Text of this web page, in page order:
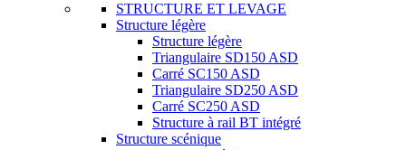
STRUCTURE ET LEVAGE
Structure légère
Structure légère
Triangulaire SD150 ASD
Carré SC150 ASD
Triangulaire SD250 ASD
Carré SC250 ASD
Structure à rail BT intégré
Structure scénique